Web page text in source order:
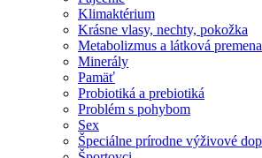
Klimaktérium
Krásne vlasy, nechty, pokožka
Metabolizmus a látková premena
Minerály
Pamäť
Probiotiká a prebiotiká
Problém s pohybom
Sex
Špeciálne prírodne výživové